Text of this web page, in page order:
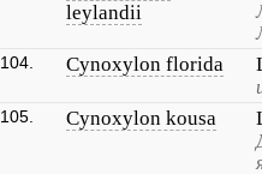
leylandii
104. Cynoxylon florida
105. Cynoxylon kousa